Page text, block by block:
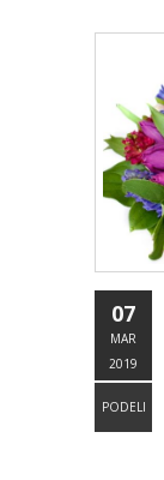
07
MAR
2019
PODELI